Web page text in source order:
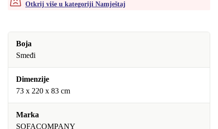
Otkrij više u kategoriji Namještaj
Boja
Smeđi
Dimenzije
73 x 220 x 83 cm
Marka
SOFACOMPANY